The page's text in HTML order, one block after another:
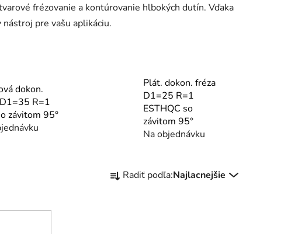
frézovanie a kontúrovanie hlbokých dutín. Vďaka
pre vašu aplikáciu.
dokon.
R=1
závitom 95°
Plát. dokon. fréza
D1=25 R=1
ESTHQC so
závitom 95°
Na objednávku
R
a Radiť podľa:Najlacnejšie